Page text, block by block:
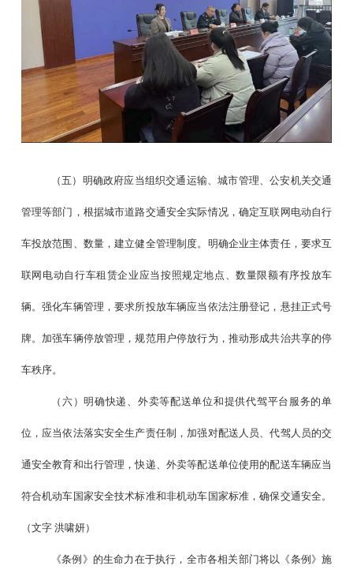
（五）明确政府应当组织交通运输、城市管理、公安机关交通
管理等部门，根据城市道路交通安全实际情况，确定互联网电动自行
车投放范围、数量，建立健全管理制度。明确企业主体责任，要求互
联网电动自行车租赁企业应当按照规定地点、数量限额有序投放车
辆。强化车辆管理，要求所投放车辆应当依法注册登记，悬挂正式号
牌。加强车辆停放管理，规范用户停放行为，推动形成共治共享的停
车秩序。
（六）明确快递、外卖等配送单位和提供代驾平台服务的单
位，应当依法落实安全生产责任制，加强对配送人员、代驾人员的交
通安全教育和出行管理，快递、外卖等配送单位使用的配送车辆应当
符合机动车国家安全技术标准和非机动车国家标准，确保交通安全。
（文字 洪啸妍）
《条例》的生命力在于执行，全市各相关部门将以《条例》施